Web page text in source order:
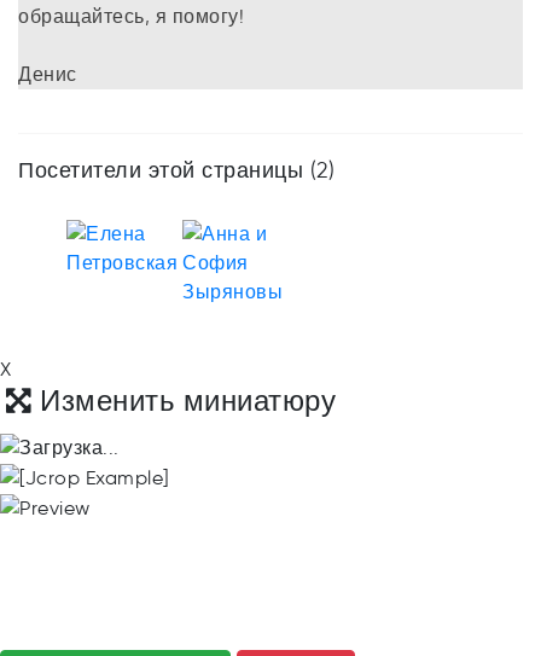
обращайтесь, я помогу!
Денис
Посетители этой страницы (2)
X
Изменить миниатюру